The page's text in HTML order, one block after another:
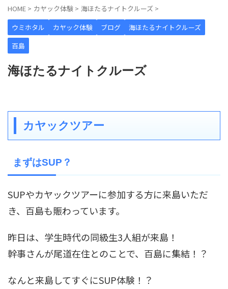
HOME > カヤック体験 > 海ほたるナイトクルーズ >
ウミホタル
カヤック体験 ブログ
海ほたるナイトクルーズ
百島
海ほたるナイトクルーズ
カヤックツアー
まずはSUP？
SUPやカヤックツアーに参加する方に来島いただ
き、百島も賑わっています。
昨日は、学生時代の同級生3人組が来島！
幹事さんが尾道在住とのことで、百島に集結！？
なんと来島してすぐにSUP体験！？